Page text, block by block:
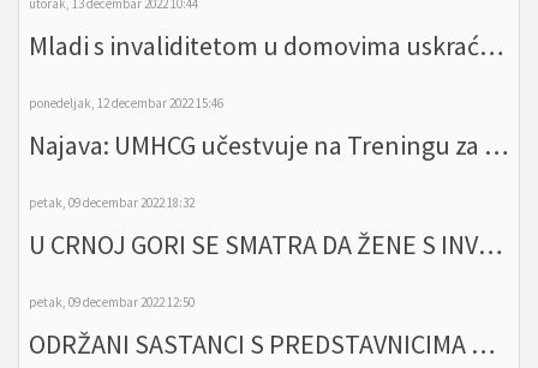
Mladi s invaliditetom u domovima uskraćeni za bilo kakav razvoj: Neophodna deinstitucionalizacija
ponedeljak, 12 decembar 2022 15:46
Najava: UMHCG učestvuje na Treningu za koordinatore studentskih kancelarija, koordinatore volonterske podrške i usluga transporta
petak, 09 decembar 2022 18:32
U CRNOJ GORI SE SMATRA DA ŽENE S INVALIDITETOM NE TRPE NIJEDAN VID NASILJA
petak, 09 decembar 2022 12:50
ODRŽANI SASTANCI S PREDSTAVNICIMA MINISTARSTVA PRAVDE I MINISTARSTVA PROSVJETE NA TEMU ZAŠTITE PRAVA DJECE I PORODIČNOG ŽIVOTA